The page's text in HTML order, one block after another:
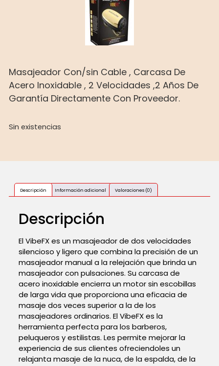
Masajeador Con/sin Cable , Carcasa De
Acero Inoxidable , 2 Velocidades ,2 Años De
Garantía Directamente Con Proveedor.
Sin existencias
Descripción Información adicional Valoraciones (0)
Descripción
El VibeFX es un masajeador de dos velocidades
silencioso y ligero que combina la precisión de un
masajeador manual a la relejación que brinda un
masajeador con pulsaciones. Su carcasa de
acero inoxidable encierra un motor sin escobillas
de larga vida que proporciona una eficacia de
masaje dos veces superior a la de los
masajeadores ordinarios. El VibeFX es la
herramienta perfecta para los barberos,
peluqueros y estilistas. Les permite mejorar la
experiencia de sus clientes ofreciendoles un
relajanta masaje de la nuca, de la espalda, de la